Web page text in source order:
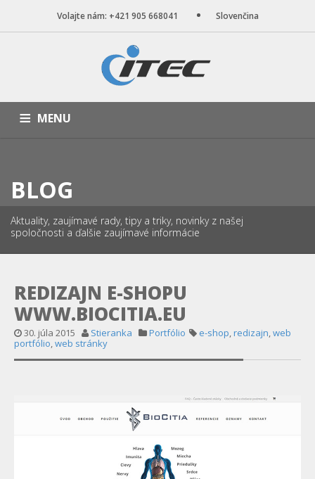
Volajte nám: +421 905 668041 Slovenčina
MENU
BLOG O NÁS
BLOG
Aktuality, zaujímavé rady, tipy a triky, novinky z našej
spoločnosti a ďalšie zaujímavé informácie
REDIZAJN E-SHOPU
WWW.BIOCITIA.EU
30. júla 2015 Stieranka Portfólio e-shop,redizajn,web
portfólio,web stránky